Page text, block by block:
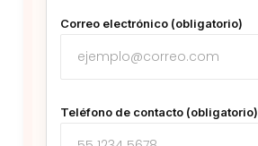
Correo electrónico (obligatorio)
Teléfono de contacto (obligatorio)